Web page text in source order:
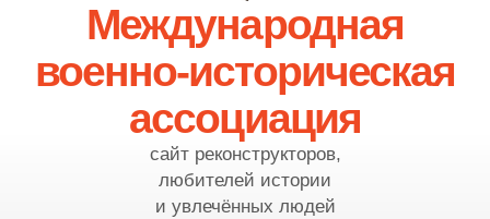
Международная
военно-историческая
ассоциация
сайт реконструкторов,
любителей истории
и увлечённых людей